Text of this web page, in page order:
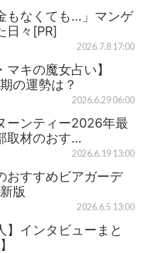
もなくても…」マンゲ
日々[PR]
2026.7.8 17:00
マキの魔女占い】
の運勢は？
2026.6.29 06:00
ーンティー2026年最
取材のおす…
2026.6.19 13:00
おすすめビアガーデ
版
2026.6.5 13:00
】インタビューまと